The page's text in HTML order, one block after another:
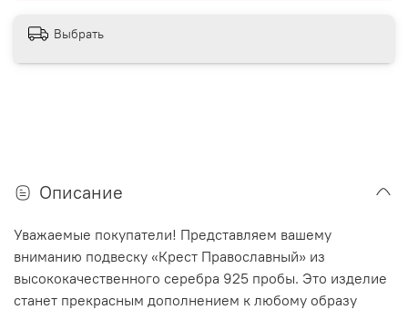
Выбрать
Описание
Уважаемые покупатели! Представляем вашему
вниманию подвеску «Крест Православный» из
высококачественного серебра 925 пробы. Это изделие
станет прекрасным дополнением к любому образу